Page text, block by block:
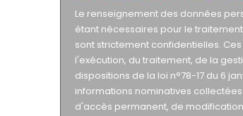
Le renseignement des données
étant nécessaires pour le
sont strictement confidentielles.
l'exécution, du traitement, de la
dispositions de la loi n°78-17 du 6
informations nominatives
d'accès permanent, de